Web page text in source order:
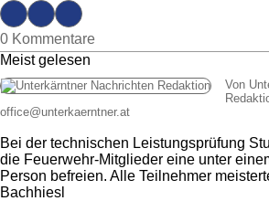
0 Kommentare
Meist gelesen
Von
office@unterkaerntner.at
Bei der technischen Leistungsprüfung
die Feuerwehr-Mitglieder eine unter
Person befreien. Alle Teilnehmer
Bachhiesl